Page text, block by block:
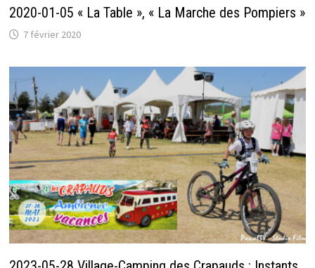
2020-01-05 « La Table », « La Marche des Pompiers »
7 février 2020